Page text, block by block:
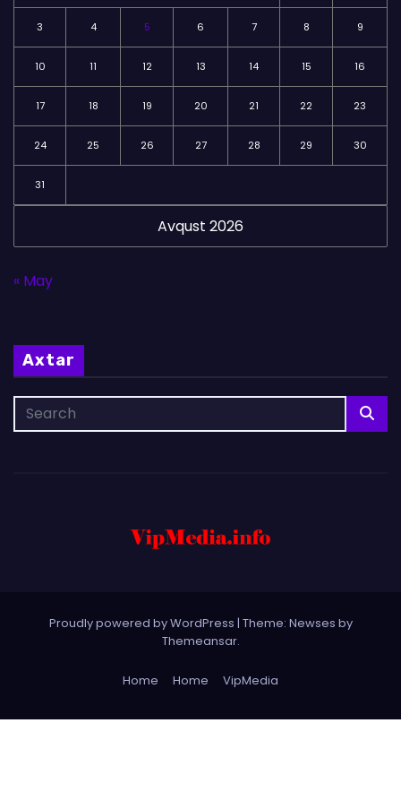
Avqust 2026
3 4 5 6 7 8 9
10 11 12 13 14 15 16
17 18 19 20 21 22 23
24 25 26 27 28 29 30
31
« May
Axtar
Proudly powered by WordPress | Theme: Newses by
Themeansar.
Home Home VipMedia